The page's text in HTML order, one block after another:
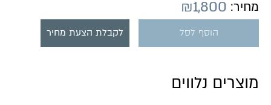
מחיר: ₪1,800
הוסף לסל לקבלת הצעת מחיר
מוצרים נלווים